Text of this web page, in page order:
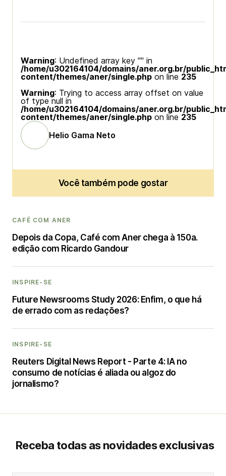
Warning: Undefined array key "" in
/home/u302164104/domains/aner.org.br/
content/themes/aner/single.php on line 235
Warning: Trying to access array offset on value
of type null in
/home/u302164104/domains/aner.org.br/
content/themes/aner/single.php on line 235
Helio Gama Neto
Você também pode gostar
CAFÉ COM ANER
Depois da Copa, Café com Aner chega à 150a.
edição com Ricardo Gandour
INSPIRE-SE
Future Newsrooms Study 2026: Enfim, o que há
de errado com as redações?
INSPIRE-SE
Reuters Digital News Report - Parte 4: IA no
consumo de notícias é aliada ou algoz do
jornalismo?
Receba todas as novidades exclusivas